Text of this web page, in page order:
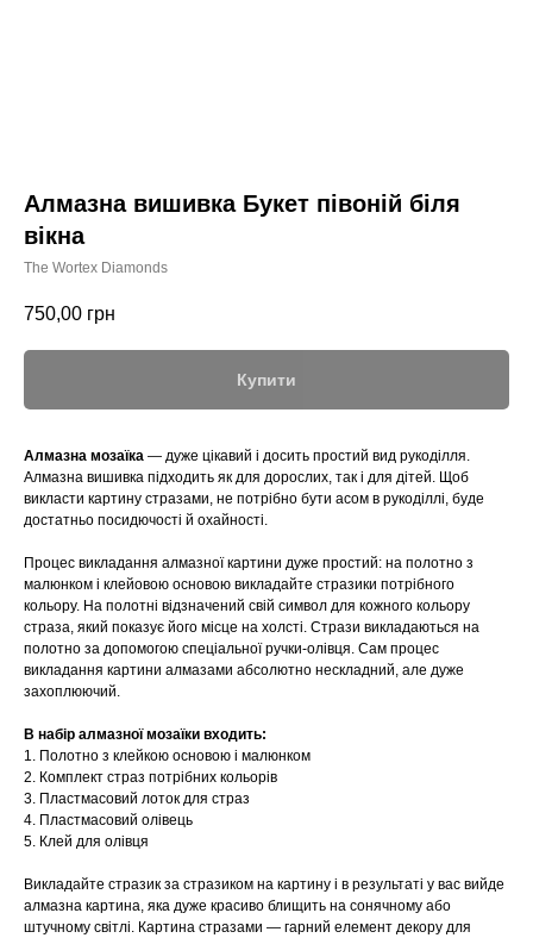
Алмазна вишивка Букет півоній біля
вікна
The Wortex Diamonds
750,00 грн
Купити
Алмазна мозаїка — дуже цікавий і досить простий вид рукоділля.
Алмазна вишивка підходить як для дорослих, так і для дітей. Щоб
викласти картину стразами, не потрібно бути асом в рукоділлі, буде
достатньо посидючості й охайності.
Процес викладання алмазної картини дуже простий: на полотно з
малюнком і клейовою основою викладайте стразики потрібного
кольору. На полотні відзначений свій символ для кожного кольору
страза, який показує його місце на холсті. Стрази викладаються на
полотно за допомогою спеціальної ручки-олівця. Сам процес
викладання картини алмазами абсолютно нескладний, але дуже
захоплюючий.
В набір алмазної мозаїки входить:
1. Полотно з клейкою основою і малюнком
2. Комплект страз потрібних кольорів
3. Пластмасовий лоток для страз
4. Пластмасовий олівець
5. Клей для олівця
Викладайте стразик за стразиком на картину і в результаті у вас вийде
алмазна картина, яка дуже красиво блищить на сонячному або
штучному світлі. Картина стразами — гарний елемент декору для